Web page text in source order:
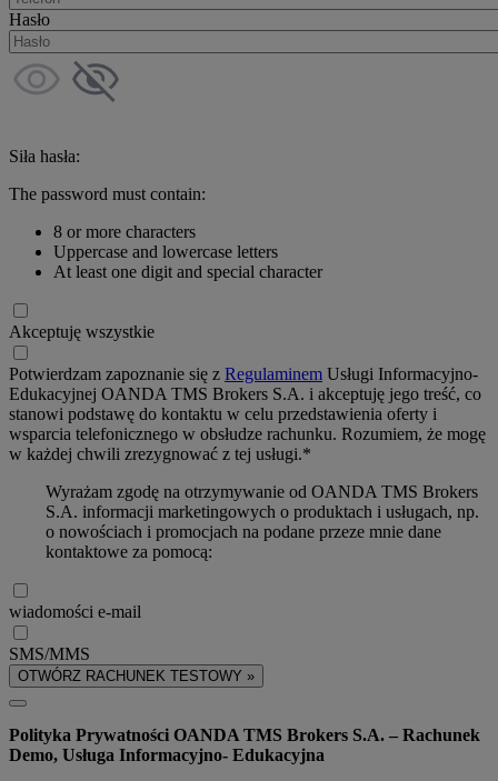
Hasło
Siła hasła:
The password must contain:
8 or more characters
Uppercase and lowercase letters
At least one digit and special character
Akceptuję wszystkie
Potwierdzam zapoznanie się z Regulaminem Usługi Informacyjno-
Edukacyjnej OANDA TMS Brokers S.A. i akceptuję jego treść, co
stanowi podstawę do kontaktu w celu przedstawienia oferty i
wsparcia telefonicznego w obsłudze rachunku. Rozumiem, że mogę
w każdej chwili zrezygnować z tej usługi.*
Wyrażam zgodę na otrzymywanie od OANDA TMS Brokers
S.A. informacji marketingowych o produktach i usługach, np.
o nowościach i promocjach na podane przeze mnie dane
kontaktowe za pomocą:
wiadomości e-mail
SMS/MMS
OTWÓRZ RACHUNEK TESTOWY »
Polityka Prywatności OANDA TMS Brokers S.A. – Rachunek
Demo, Usługa Informacyjno- Edukacyjna